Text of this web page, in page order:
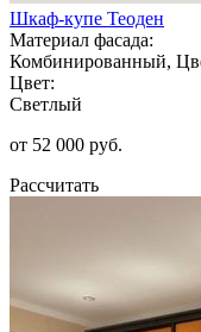
Шкаф-купе Теоден
Материал фасада:
Комбинированный,
Цвет:
Светлый
от 52 000 руб.
Рассчитать